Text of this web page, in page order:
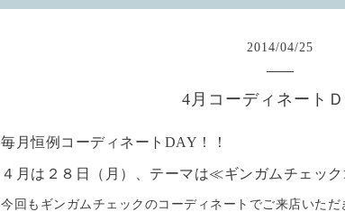
2014/04/25
4月コーディネートＤ
毎月恒例コーディネートDAY！！
４月は２８日（月）、テーマは≪ギンガムチェッ
今回もギンガムチェックのコーディネートでご来店いただ